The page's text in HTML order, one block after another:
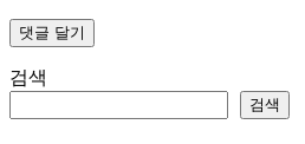
검색
검색